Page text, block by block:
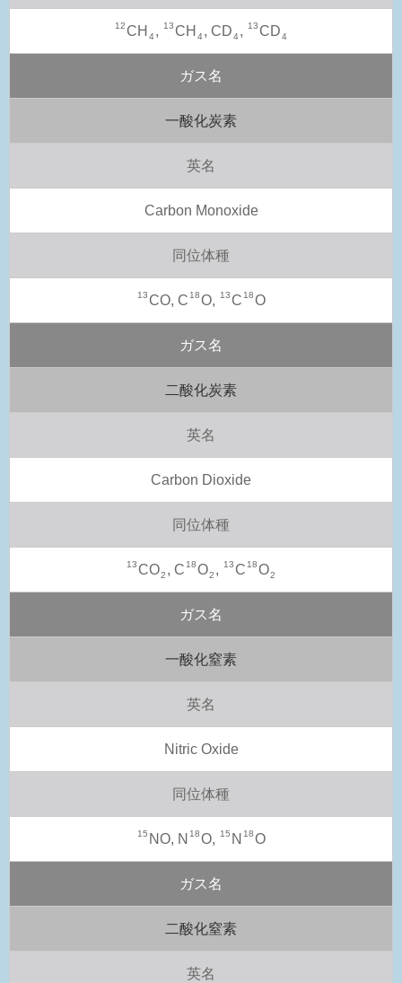
12CH 4, 13CH 4, CD4, 13CD4
ガス名
一酸化炭素
英名
Carbon Monoxide
同位体種
13CO, C 18O, 13C 18O
ガス名
二酸化炭素
英名
Carbon Dioxide
同位体種
13CO2 , C 18O2 , 13C 18O2
ガス名
一酸化窒素
英名
Nitric Oxide
同位体種
15 NO, N 18O, 15 N 18O
ガス名
二酸化窒素
英名